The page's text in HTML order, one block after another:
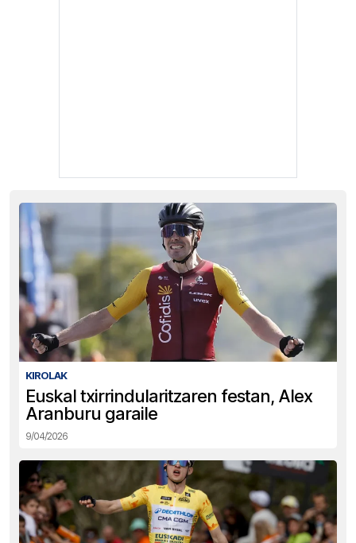
KIROLAK
Euskal txirrindularitzaren festan, Alex
Aranburu garaile
9/04/2026